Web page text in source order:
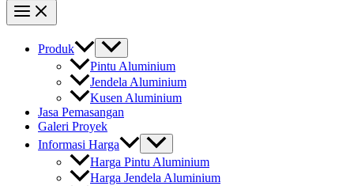
Produk
Pintu Aluminium
Jendela Aluminium
Kusen Aluminium
Jasa Pemasangan
Galeri Proyek
Informasi Harga
Harga Pintu Aluminium
Harga Jendela Aluminium